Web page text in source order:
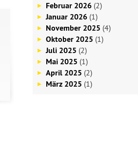
Februar 2026 (2)
Januar 2026 (1)
November 2025 (4)
Oktober 2025 (1)
Juli 2025 (2)
Mai 2025 (1)
April 2025 (2)
März 2025 (1)